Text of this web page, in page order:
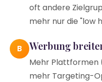
oft andere
mehr nur die "low
B Werbung
Mehr Plattformen
mehr Targeting-